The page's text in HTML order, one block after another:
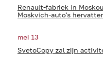
Renault-fabriek in
Moskvich-auto's
mei 13
SvetoCopy zal zijn